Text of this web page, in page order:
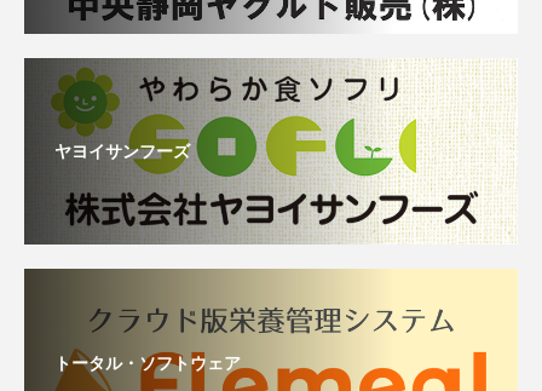
ヤヨイサンフーズ
トータル・ソフトウェア